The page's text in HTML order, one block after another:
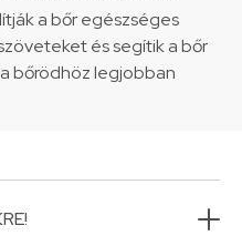
a bőr egészséges
és segítik a bőr
bőrödhöz legjobban